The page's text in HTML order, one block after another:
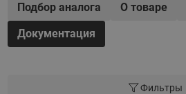
Подбор аналога О товаре
Документация
Фильтры